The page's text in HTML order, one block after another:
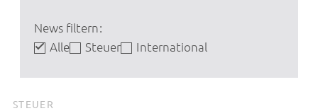
News filtern:
Alle
Steuer International
STEUER